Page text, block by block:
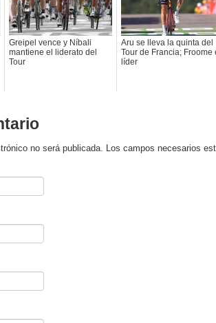
Greipel vence y Níbali
mantiene el liderato del
Tour
Aru se lleva la quinta del
Tour de Francia; Froome
líder
no será publicada. Los campos necesarios